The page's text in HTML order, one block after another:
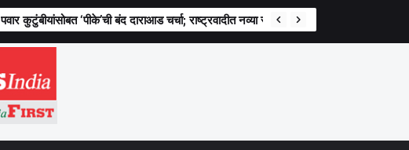
सामाजिक भेदभाव संपेपर्यंत आरक्षण आवश्यक’; मोहन भागवत यांची स्पष्ट भूमिका
पवार कुटुंबीयांसोबत ‘पीके’ची बंद दाराआड चर्चा; राष्ट्रवादीत नव्या रणनीतीची चाहूल?